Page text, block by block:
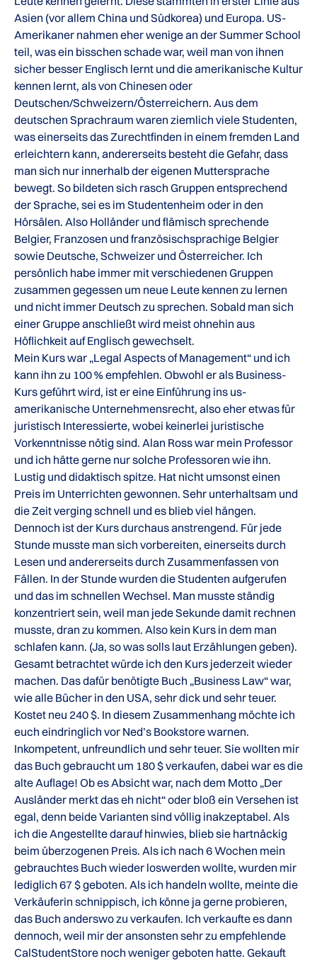
Asien (vor allem China und Südkorea) und Europa. US-
Amerikaner nahmen eher wenige an der Summer School
teil, was ein bisschen schade war, weil man von ihnen
sicher besser Englisch lernt und die amerikanische Kultur
kennen lernt, als von Chinesen oder
Deutschen/Schweizern/Österreichern. Aus dem
deutschen Sprachraum waren ziemlich viele Studenten,
was einerseits das Zurechtfinden in einem fremden Land
erleichtern kann, andererseits besteht die Gefahr, dass
man sich nur innerhalb der eigenen Muttersprache
bewegt. So bildeten sich rasch Gruppen entsprechend
der Sprache, sei es im Studentenheim oder in den
Hörsälen. Also Holländer und flämisch sprechende
Belgier, Franzosen und französischsprachige Belgier
sowie Deutsche, Schweizer und Österreicher. Ich
persönlich habe immer mit verschiedenen Gruppen
zusammen gegessen um neue Leute kennen zu lernen
und nicht immer Deutsch zu sprechen. Sobald man sich
einer Gruppe anschließt wird meist ohnehin aus
Höflichkeit auf Englisch gewechselt.
Mein Kurs war „Legal Aspects of Management“ und ich
kann ihn zu 100 % empfehlen. Obwohl er als Business-
Kurs geführt wird, ist er eine Einführung ins us-
amerikanische Unternehmensrecht, also eher etwas für
juristisch Interessierte, wobei keinerlei juristische
Vorkenntnisse nötig sind. Alan Ross war mein Professor
und ich hätte gerne nur solche Professoren wie ihn.
Lustig und didaktisch spitze. Hat nicht umsonst einen
Preis im Unterrichten gewonnen. Sehr unterhaltsam und
die Zeit verging schnell und es blieb viel hängen.
Dennoch ist der Kurs durchaus anstrengend. Für jede
Stunde musste man sich vorbereiten, einerseits durch
Lesen und andererseits durch Zusammenfassen von
Fällen. In der Stunde wurden die Studenten aufgerufen
und das im schnellen Wechsel. Man musste ständig
konzentriert sein, weil man jede Sekunde damit rechnen
musste, dran zu kommen. Also kein Kurs in dem man
schlafen kann. (Ja, so was solls laut Erzählungen geben).
Gesamt betrachtet würde ich den Kurs jederzeit wieder
machen. Das dafür benötigte Buch „Business Law“ war,
wie alle Bücher in den USA, sehr dick und sehr teuer.
Kostet neu 240 $. In diesem Zusammenhang möchte ich
euch eindringlich vor Ned’s Bookstore warnen.
Inkompetent, unfreundlich und sehr teuer. Sie wollten mir
das Buch gebraucht um 180 $ verkaufen, dabei war es die
alte Auflage! Ob es Absicht war, nach dem Motto „Der
Ausländer merkt das eh nicht“ oder bloß ein Versehen ist
egal, denn beide Varianten sind völlig inakzeptabel. Als
ich die Angestellte darauf hinwies, blieb sie hartnäckig
beim überzogenen Preis. Als ich nach 6 Wochen mein
gebrauchtes Buch wieder loswerden wollte, wurden mir
lediglich 67 $ geboten. Als ich handeln wollte, meinte die
Verkäuferin schnippisch, ich könne ja gerne probieren,
das Buch anderswo zu verkaufen. Ich verkaufte es dann
dennoch, weil mir der ansonsten sehr zu empfehlende
CalStudentStore noch weniger geboten hatte. Gekauft